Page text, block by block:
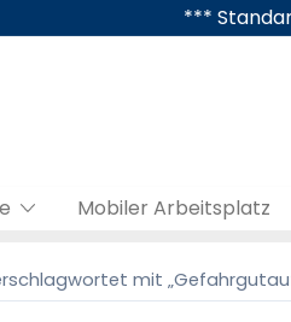
***
Mobiler Arbeitsplatz
mit